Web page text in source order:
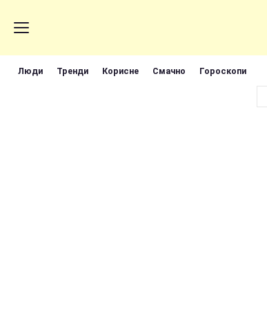
Люди Тренди Корисне Смачно Гороскопи